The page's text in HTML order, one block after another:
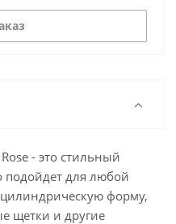
- это стильный
подойдет для любой
форму,
щетки и другие